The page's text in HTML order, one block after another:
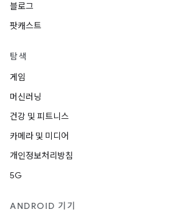
블로그
팟캐스트
탐색
게임
머신러닝
건강 및 피트니스
카메라 및 미디어
개인정보처리방침
5G
ANDROID 기기